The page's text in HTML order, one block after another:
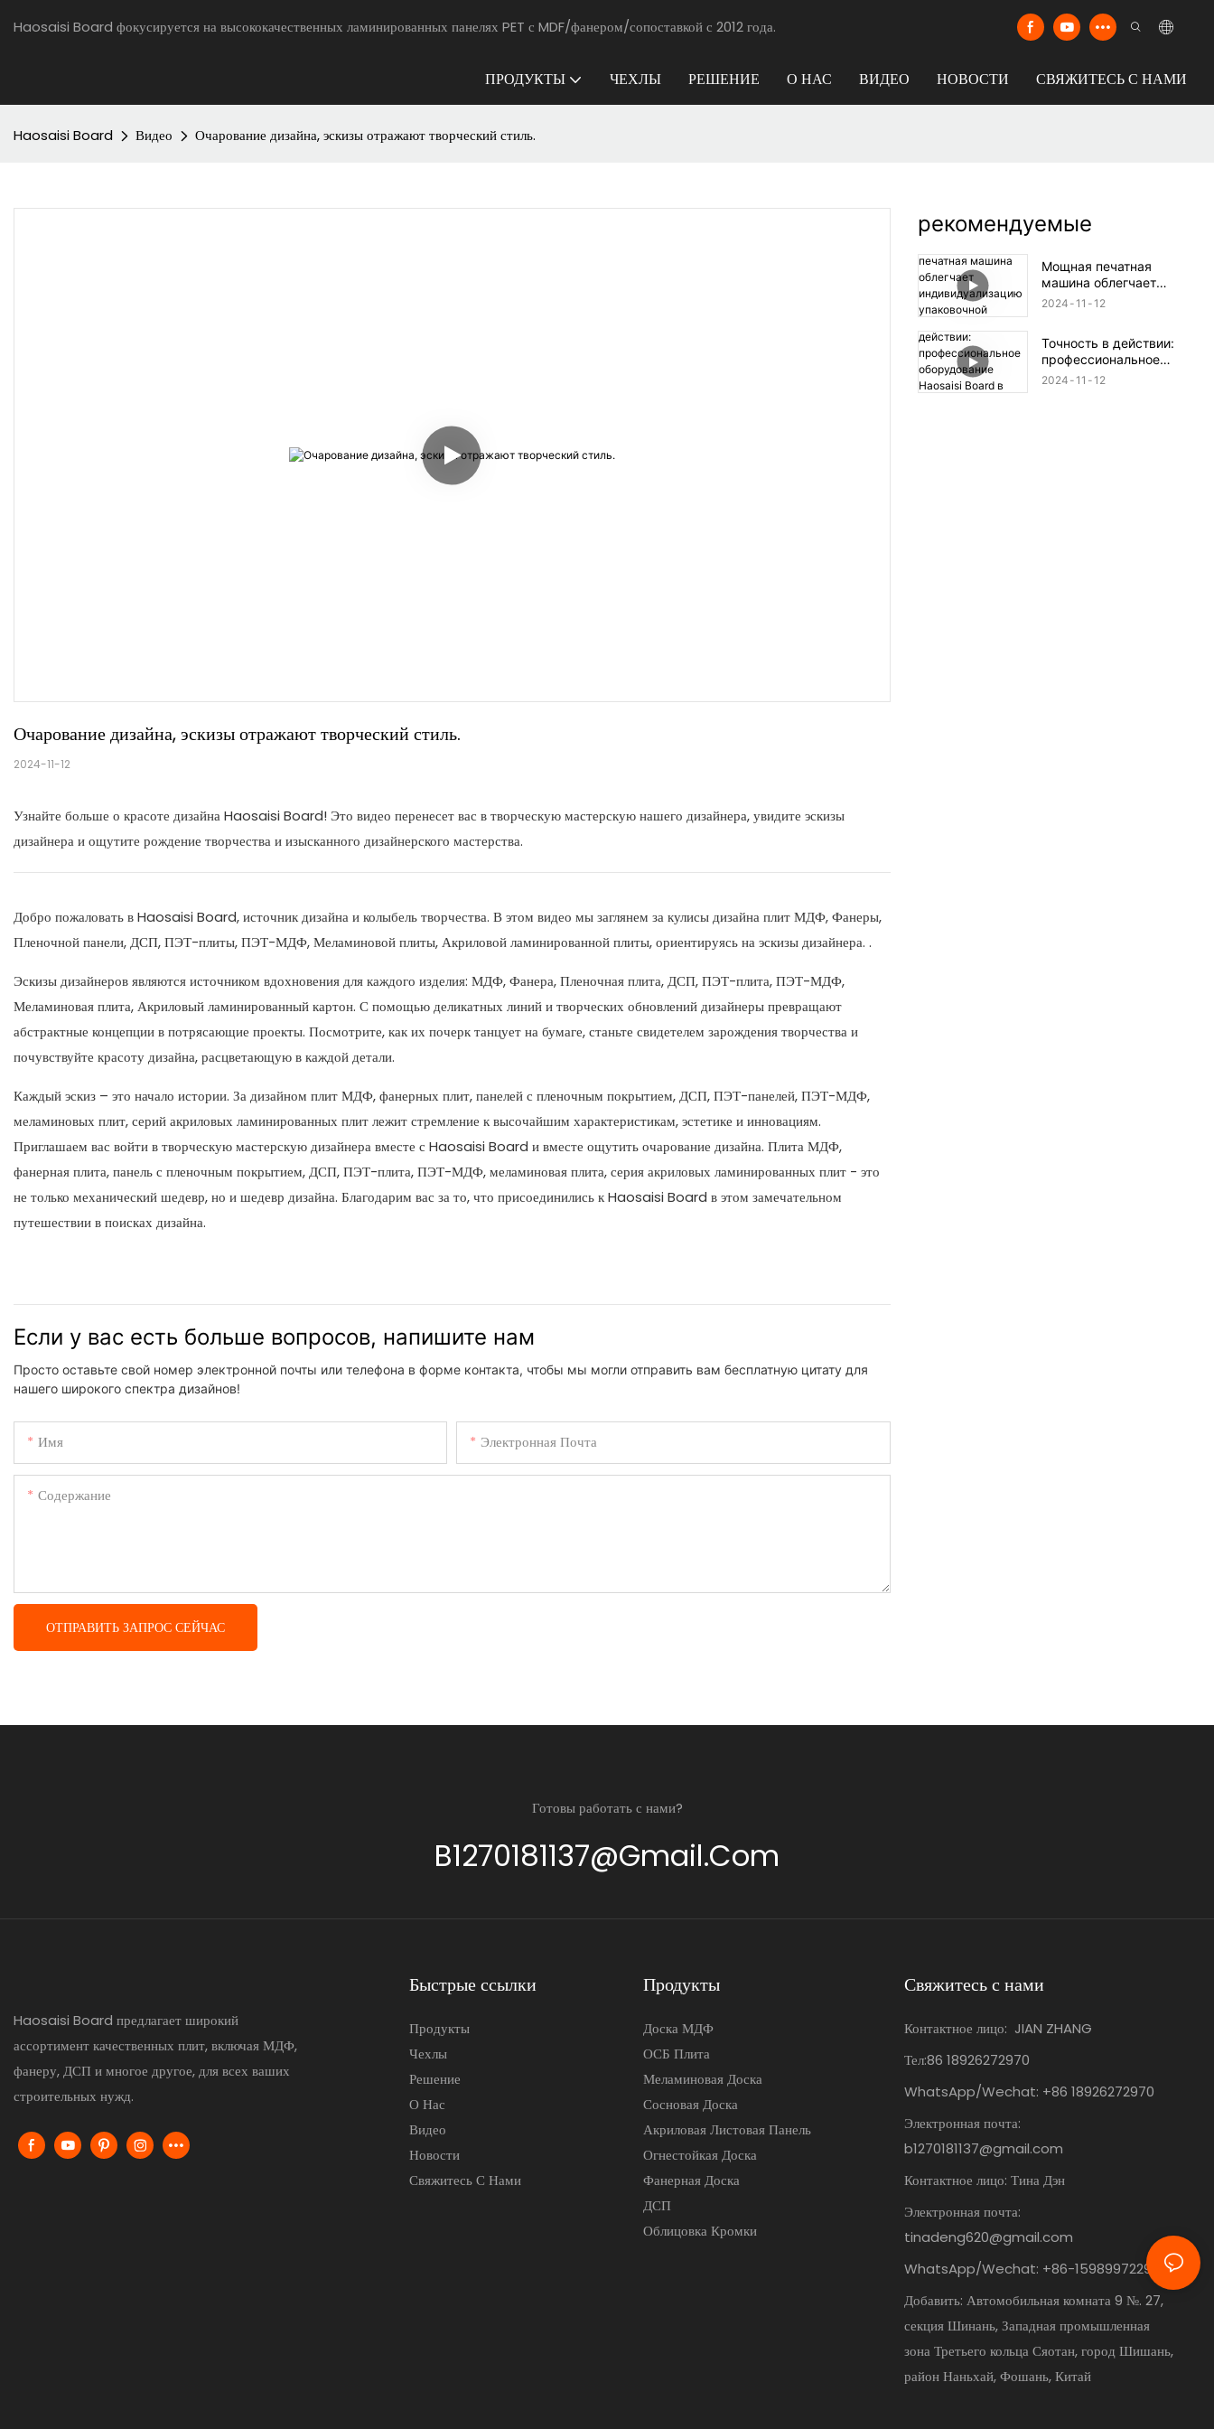
Haosaisi Board фокусируется на высококачественных ламинированных панелях PET с MDF/фанером/сопоставкой с 2012 года.
ПРОДУКТЫ ЧЕХЛЫ РЕШЕНИЕ О НАС ВИДЕО НОВОСТИ СВЯЖИТЕСЬ С НАМИ
Haosaisi Board Видео Очарование дизайна, эскизы отражают творческий стиль.
Очарование дизайна, эскизы отражают творческий стиль.
2024-11-12
Узнайте больше о красоте дизайна Haosaisi Board! Это видео перенесет вас в творческую мастерскую нашего дизайнера, увидите эскизы
дизайнера и ощутите рождение творчества и изысканного дизайнерского мастерства.
Добро пожаловать в Haosaisi Board, источник дизайна и колыбель творчества. В этом видео мы заглянем за кулисы дизайна плит МДФ, Фанеры,
Пленочной панели, ДСП, ПЭТ-плиты, ПЭТ-МДФ, Меламиновой плиты, Акриловой ламинированной плиты, ориентируясь на эскизы дизайнера. .
Эскизы дизайнеров являются источником вдохновения для каждого изделия: МДФ, Фанера, Пленочная плита, ДСП, ПЭТ-плита, ПЭТ-МДФ,
Меламиновая плита, Акриловый ламинированный картон. С помощью деликатных линий и творческих обновлений дизайнеры превращают
абстрактные концепции в потрясающие проекты. Посмотрите, как их почерк танцует на бумаге, станьте свидетелем зарождения творчества и
почувствуйте красоту дизайна, расцветающую в каждой детали.
Каждый эскиз – это начало истории. За дизайном плит МДФ, фанерных плит, панелей с пленочным покрытием, ДСП, ПЭТ-панелей, ПЭТ-МДФ,
меламиновых плит, серий акриловых ламинированных плит лежит стремление к высочайшим характеристикам, эстетике и инновациям.
Приглашаем вас войти в творческую мастерскую дизайнера вместе с Haosaisi Board и вместе ощутить очарование дизайна. Плита МДФ,
фанерная плита, панель с пленочным покрытием, ДСП, ПЭТ-плита, ПЭТ-МДФ, меламиновая плита, серия акриловых ламинированных плит - это
не только механический шедевр, но и шедевр дизайна. Благодарим вас за то, что присоединились к Haosaisi Board в этом замечательном
путешествии в поисках дизайна.
Если у вас есть больше вопросов, напишите нам
Просто оставьте свой номер электронной почты или телефона в форме контакта, чтобы мы могли отправить вам бесплатную цитату для
нашего широкого спектра дизайнов!
Имя Электронная Почта
Содержание
ОТПРАВИТЬ ЗАПРОС СЕЙЧАС
рекомендуемые
Мощная печатная
машина облегчает
индивидуализацию
2024 11 12
Точность в действии:
профессиональное
оборудование Haosaisi
2024 11 12
Готовы работать с нами?
B1270181137@gmail.com
Haosaisi Board предлагает широкий
ассортимент качественных плит, включая МДФ,
фанеру, ДСП и многое другое, для всех ваших
строительных нужд.
Быстрые ссылки
Продукты
Чехлы
Решение
О Нас
Видео
Новости
Свяжитесь С Нами
Продукты
Доска МДФ
ОСБ Плита
Меламиновая Доска
Сосновая Доска
Акриловая Листовая Панель
Огнестойкая Доска
Фанерная Доска
ДСП
Облицовка Кромки
Свяжитесь с нами
Контактное лицо: JIAN ZHANG
Тел:86 18926272970
WhatsApp/Wechat: +86 18926272970
Электронная почта:
b1270181137@gmail.com
Контактное лицо: Тина Дэн
Электронная почта:
tinadeng620@gmail.com
WhatsApp/Wechat: +86-15989972295
Добавить: Автомобильная комната 9 №. 27,
секция Шинань, Западная промышленная
зона Третьего кольца Сяотан, город Шишань,
район Наньхай, Фошань, Китай